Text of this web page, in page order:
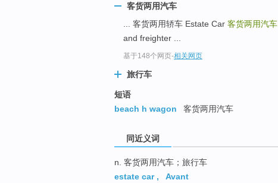
客货两用汽车
... 客货两用轿车 Estate Car 客货两用汽车
and freighter ...
基于148个网页-相关网页
旅行车
短语
beach h wagon
客货两用汽车
同近义词
n. 客货两用汽车；旅行车
estate car, Avant